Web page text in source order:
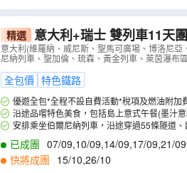
精選 意大利+瑞士 雙列車11天
登少女峰、歐洲最大萊茵河瀑
摩德納品醋、著名冰川科莫湖、
意大利(維羅納、威尼斯、聖馬可廣場、博洛尼
尼納列車、聖加倫、琉森、黃金列車、萊茵瀑布
全包價 特色鐵路
優遊全包*全程不設自費活動*稅項及燃油附
沿途品嚐特色美食，包括島上意式午餐(墨汁
1湯，並安排3晚於酒店享用晚餐。
安排乘坐伯爾尼納列車，沿途穿過55條隧道
美景色。
已成團 07/09,10/09,14/09,17/09,21/09
快將成團 15/10,26/10